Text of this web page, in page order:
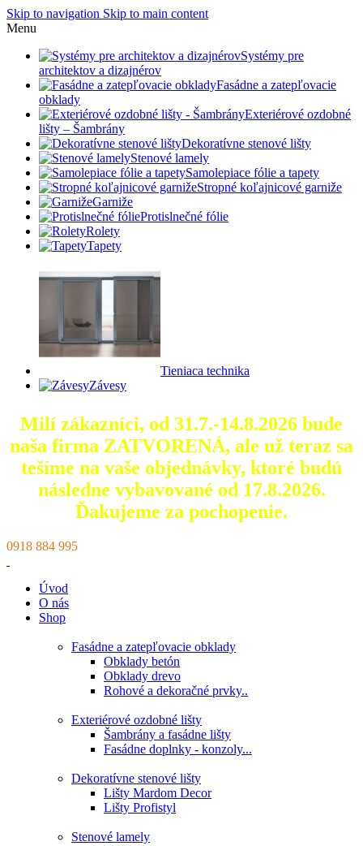
Skip to navigation Skip to main content
Menu
Systémy pre
architektov a dizajnérov
Fasádne a zatepľovacie
obklady
Exteriérové ozdobné
lišty – Šambrány
Dekoratívne stenové lišty
Stenové lamely
Samolepiace fólie a tapety
Stropné koľajnicové garniže
Garniže
Protislnečné fólie
Rolety
Tapety
Tieniaca technika
Závesy
Milí zákazníci, od 31.7.-14.8.2026 bude
naša firma ZATVORENÁ, ale už teraz sa
tešíme na vaše objednávky, ktoré budú
následne vybavované od 17.8.2026.
Ďakujeme za pochopenie.
0918 884 995
Úvod
O nás
Shop
Fasádne a zatepľovacie obklady
Obklady betón
Obklady drevo
Rohové a dekoračné prvky..
Exteriérové ozdobné lišty
Šambrány a fasádne lišty
Fasádne doplnky - konzoly...
Dekoratívne stenové lišty
Lišty Mardom Decor
Lišty Profistyl
Stenové lamely